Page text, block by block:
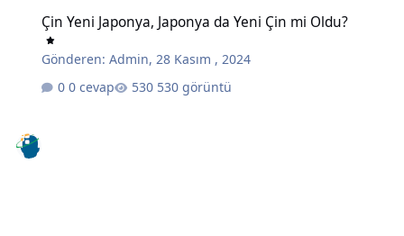
Çin Yeni Japonya, Japonya da Yeni Çin mi Oldu?
Gönderen:Admin,28 Kasım , 2024
0 cevap
530 görüntü